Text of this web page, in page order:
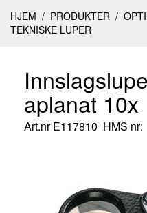
HJEM / PRODUKTER /
TEKNISKE LUPER
aplanat 10x
Art.nrE117810 HMS nr: